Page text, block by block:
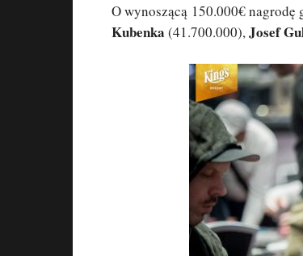
O wynoszącą 150.000€
Kubenka (41.700.000),Josef